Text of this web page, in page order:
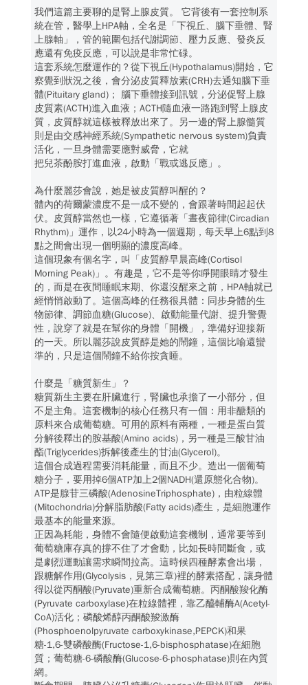
我們這篇主要聊的是腎上腺皮質。 它背後有一套控制系
統在管，醫學上HPA軸，全名是「下視丘、腦下垂體、腎
上腺軸」，管的範圍包括代謝調節、壓力反應、發炎反
應還有免疫反應，可以說是非常忙碌。
這套系統怎麼運作的？從下視丘(Hypothalamus)開始，它
察覺到狀況之後，會分泌皮質釋放素(CRH)去通知腦下垂
體(Pituitary gland)； 腦下垂體接到訊號，分泌促腎上腺
皮質素(ACTH)進入血液；ACTH隨血液一路跑到腎上腺皮
質，皮質醇就這樣被釋放出來了。另一邊的腎上腺髓質
則是由交感神經系統(Sympathetic nervous system)負責
活化，一旦身體需要應對威脅，它就
把兒茶酚胺打進血液，啟動「戰或逃反應」。
為什麼麗莎會說，她是被皮質醇叫醒的？
體內的荷爾蒙濃度不是一成不變的，會跟著時間起起伏
伏。皮質醇當然也一樣，它遵循著「晝夜節律(Circadian
Rhythm)」運作，以24小時為一個週期，每天早上6點到8
點之間會出現一個明顯的濃度高峰。
這個現象有個名字，叫「皮質醇早晨高峰(Cortisol
Morning Peak)」。有趣是，它不是等你睜開眼睛才發生
的，而是在夜間睡眠末期、你還沒醒來之前，HPA軸就已
經悄悄啟動了。這個高峰的任務很具體：同步身體的生
物節律、調節血糖(Glucose)、啟動能量代謝、提升警覺
性，說穿了就是在幫你的身體「開機」，準備好迎接新
的一天。所以麗莎說皮質醇是她的鬧鐘，這個比喻還蠻
準的，只是這個鬧鐘不給你按貪睡。
什麼是「糖質新生」？
糖質新生主要在肝臟進行，腎臟也承擔了一小部分，但
不是主角。這套機制的核心任務只有一個：用非醣類的
原料來合成葡萄糖。可用的原料有兩種，一種是蛋白質
分解後釋出的胺基酸(Amino acids)，另一種是三酸甘油
酯(Triglycerides)拆解後產生的甘油(Glycerol)。
這個合成過程需要消耗能量，而且不少。造出一個葡萄
糖分子，要用掉6個ATP加上2個NADH(還原態化合物)。
ATP是腺苷三磷酸(AdenosineTriphosphate)，由粒線體
(Mitochondria)分解脂肪酸(Fatty acids)產生，是細胞運作
最基本的能量來源。
正因為耗能，身體不會隨便啟動這套機制，通常要等到
葡萄糖庫存真的撐不住了才會動，比如長時間斷食，或
是劇烈運動讓需求瞬間拉高。這時候四種酵素會出場，
跟糖解作用(Glycolysis，見第三章)裡的酵素搭配，讓身體
得以從丙酮酸(Pyruvate)重新合成葡萄糖。丙酮酸羧化酶
(Pyruvate carboxylase)在粒線體裡，靠乙醯輔酶A(Acetyl-
CoA)活化；磷酸烯醇丙酮酸羧激酶
(Phosphoenolpyruvate carboxykinase,PEPCK)和果
糖-1,6-雙磷酸酶(Fructose-1,6-bisphosphatase)在細胞
質；葡萄糖-6-磷酸酶(Glucose-6-phosphatase)則在內質
網。